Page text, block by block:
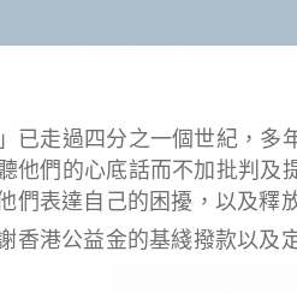
」已走過四分之一個世紀，
他們的心底話而不加批判及
們表達自己的困擾，以及釋
香港公益金的基綫撥款以及